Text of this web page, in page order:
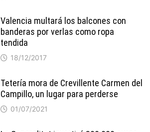
Valencia multará los balcones con
banderas por verlas como ropa
tendida
18/12/2017
Tetería mora de Crevillente Carmen del
Campillo, un lugar para perderse
01/07/2021